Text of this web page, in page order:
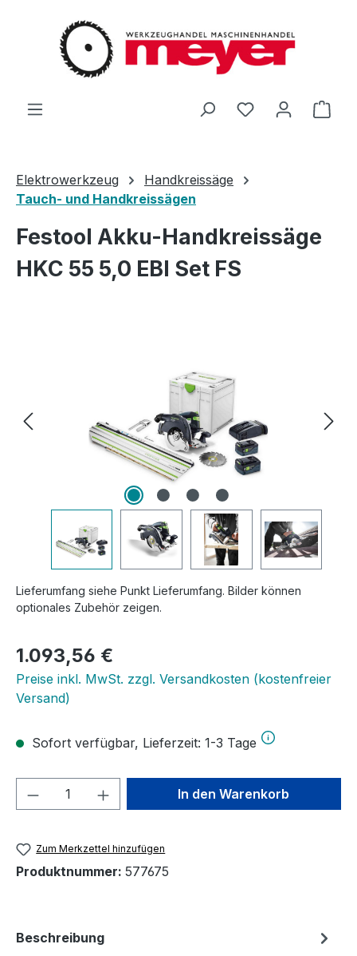
Zum Hauptinhalt springen
Du hast 0
Elektrowerkzeug
Handkreissäge
Tauch- und Handkreissägen
Festool Akku-Handkreissäge
HKC 55 5,0 EBI Set FS
Lieferumfang siehe Punkt Lieferumfang. Bilder können
optionales Zubehör zeigen.
Regulärer Preis:
1.093,56 €
Preise inkl. MwSt. zzgl. Versandkosten (kostenfreier
Versand)
Sofort verfügbar, Lieferzeit: 1-3 Tage
Produkt Anzahl: Gib denIn den Warenkorb
Zum Merkzettel hinzufügen
Produktnummer: 577675
Beschreibung